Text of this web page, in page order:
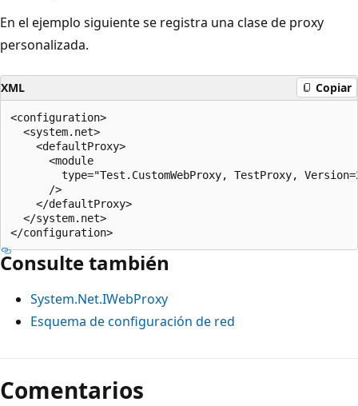
En el ejemplo siguiente se registra una clase de proxy
personalizada.
XML Copiar
<configuration>
  <system.net>
    <defaultProxy>
      <module
type="Test.CustomWebProxy, TestProxy,
      />
    </defaultProxy>
  </system.net>
Consulte también
System.Net.IWebProxy
Esquema de configuración de red
Modo
de
lectura
Comentarios